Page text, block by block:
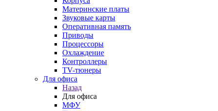
Материнские платы
Звуковые карты
Оперативная память
Приводы
Процессоры
Охлаждение
Контроллеры
TV-тюнеры
Для офиса
Назад
Для офиса
МФУ